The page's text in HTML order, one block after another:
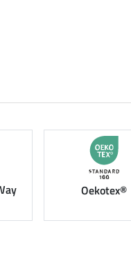
Oekotex®